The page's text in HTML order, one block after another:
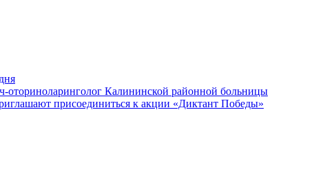
оториноларинголог Калининской районной больницы
присоединиться к акции «Диктант Победы»